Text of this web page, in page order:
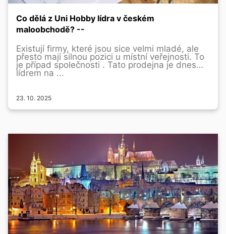
Co dělá z Uni Hobby lídra v českém
maloobchodě? --
Existují firmy, které jsou sice velmi mladé, ale
přesto mají silnou pozici u místní veřejnosti. To
je případ společnosti . Tato prodejna je dnes
lídrem na ...
23. 10. 2025